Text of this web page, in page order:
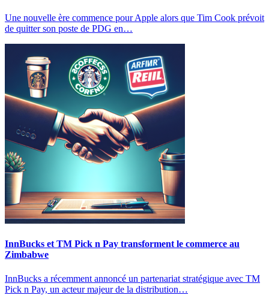
Une nouvelle ère commence pour Apple alors que Tim Cook prévoit
de quitter son poste de PDG en…
InnBucks et TM Pick n Pay transforment le commerce au
Zimbabwe
InnBucks a récemment annoncé un partenariat stratégique avec TM
Pick n Pay, un acteur majeur de la distribution…